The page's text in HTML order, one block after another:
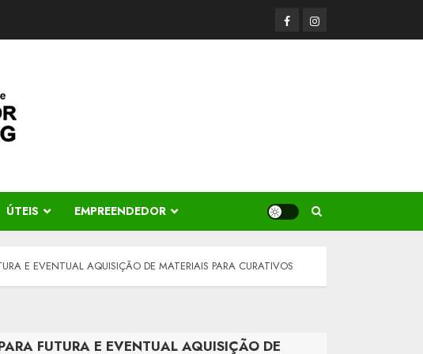
FacerbookInstagram
ÚTEIS EMPREENDEDOR
E EVENTUAL AQUISIÇÃO DE MATERIAIS PARA CURATIVOS
FUTURA E EVENTUAL AQUISIÇÃO DE